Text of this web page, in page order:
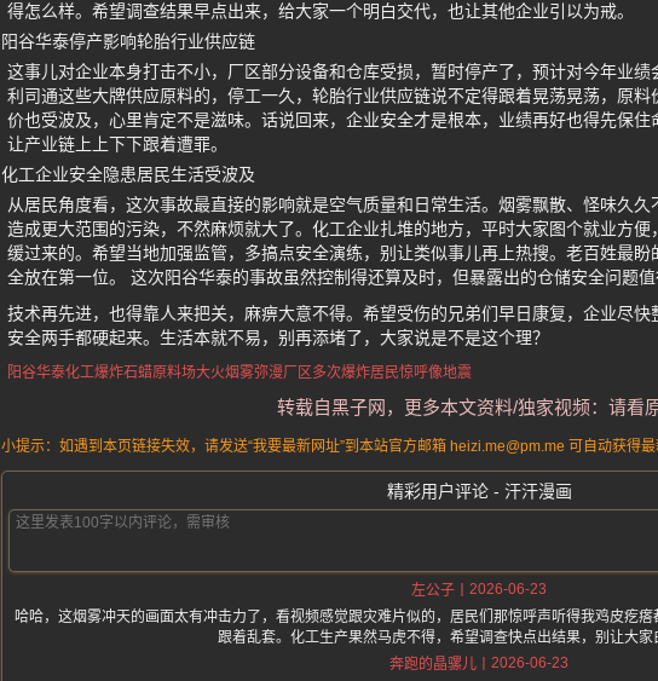
得怎么样。希望调查结果早点出来，给大家一个明白交代，也让其他企业引以为戒。
阳谷华泰停产影响轮胎行业供应链
这事儿对企业本身打击不小，厂区部分设备和仓库受损，暂时停产了，预计对今年业
利司通这些大牌供应原料的，停工一久，轮胎行业供应链说不定得跟着晃荡晃荡，原
价也受波及，心里肯定不是滋味。话说回来，企业安全才是根本，业绩再好也得先保住
让产业链上上下下跟着遭罪。
化工企业安全隐患居民生活受波及
从居民角度看，这次事故最直接的影响就是空气质量和日常生活。烟雾飘散、怪味久
造成更大范围的污染，不然麻烦就大了。化工企业扎堆的地方，平时大家图个就业方
缓过来的。希望当地加强监管，多搞点安全演练，别让类似事儿再上热搜。老百姓最
全放在第一位。 这次阳谷华泰的事故虽然控制得还算及时，但暴露出的仓储安全问题值
技术再先进，也得靠人来把关，麻痹大意不得。希望受伤的兄弟们早日康复，企业尽
安全两手都硬起来。生活本就不易，别再添堵了，大家说是不是这个理？
阳谷华泰化工爆炸石蜡原料场大火烟雾弥漫厂区多次爆炸居民惊呼像地震
转载自黑子网，更多本文资料/独家视频：请看
小提示：如遇到本页链接失效，请发送“我要最新网址”到本站官方邮箱 heizi.me@pm.me 可自动获得
精彩用户评论 - 汗汗漫画
左公子
2026-06-23
哈哈，这烟雾冲天的画面太有冲击力了，看视频感觉跟灾难片似的，居民们那惊呼声听得我鸡皮疙
跟着乱套。化工生产果然马虎不得，希望调查快点出结果，别让大家
奔跑的晶骡儿
2026-06-23